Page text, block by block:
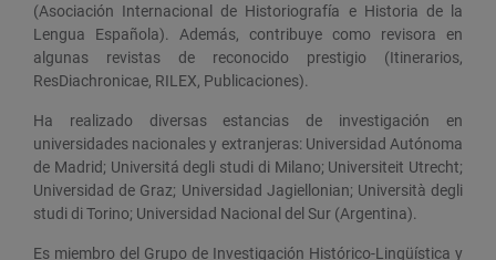
(Asociación Internacional de Historiografía e Historia de la
Lengua Española). Además, contribuye como revisora en
algunas revistas de reconocido prestigio (Itinerarios,
ResDiachronicae, RILEX, Publicaciones).
Ha realizado diversas estancias de investigación en
universidades nacionales y extranjeras: Universidad Autónoma
de Madrid; Universitá degli studi di Milano; Universiteit Utrecht;
Universidad de Graz; Universidad Jagiellonian; Università degli
studi di Torino; Universidad Nacional del Sur (Argentina).
Es miembro del Grupo de Investigación Histórico-Lingüística y